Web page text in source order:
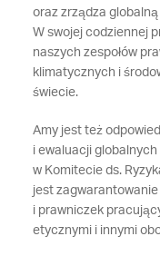
oraz zrządza
W swojej codziennej
naszych zespołów
klimatycznych i
świecie.
Amy jest też
i ewaluacji globalnych
w Komitecie ds.
jest
i prawniczek
etycznymi i innymi